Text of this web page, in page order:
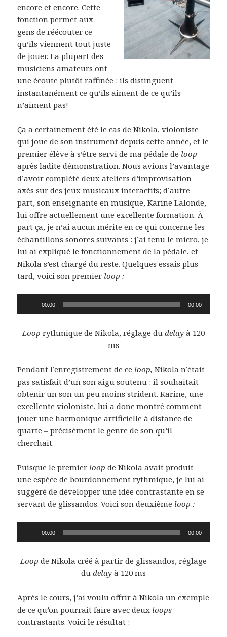
encore et encore. Cette
fonction permet aux
gens de réécouter ce
qu’ils viennent tout juste
de jouer. La plupart des
musiciens amateurs ont
une écoute plutôt raffinée : ils distinguent
instantanément ce qu’ils aiment de ce qu’ils
n’aiment pas!
Ça a certainement été le cas de Nikola, violoniste
qui joue de son instrument depuis cette année, et le
premier élève à s’être servi de ma pédale de loop
après ladite démonstration. Nous avions l’avantage
d’avoir complété deux ateliers d’improvisation
axés sur des jeux musicaux interactifs; d’autre
part, son enseignante en musique, Karine Lalonde,
lui offre actuellement une excellente formation. À
part ça, je n’ai aucun mérite en ce qui concerne les
échantillons sonores suivants : j’ai tenu le micro, je
lui ai expliqué le fonctionnement de la pédale, et
Nikola s’est chargé du reste. Quelques essais plus
tard, voici son premier loop :
audio
00:00 00:00
Loop rythmique de Nikola, réglage du delay à 120
ms
Pendant l’enregistrement de ce loop,Nikola n’était
pas satisfait d’un son aigu soutenu : il souhaitait
obtenir un son un peu moins strident. Karine, une
excellente violoniste, lui a donc montré comment
jouer une harmonique artificielle à distance de
quarte – précisément le genre de son qu’il
cherchait.
Puisque le premier loopde Nikola avait produit
une espèce de bourdonnement rythmique, je lui ai
suggéré de développer une idée contrastante en se
servant de glissandos. Voici son deuxième loop :
audio
00:00 00:00
Loop de Nikola créé à partir de glissandos, réglage
du delay à 120 ms
Après le cours, j’ai voulu offrir à Nikola un exemple
de ce qu’on pourrait faire avec deux loops
contrastants. Voici le résultat :